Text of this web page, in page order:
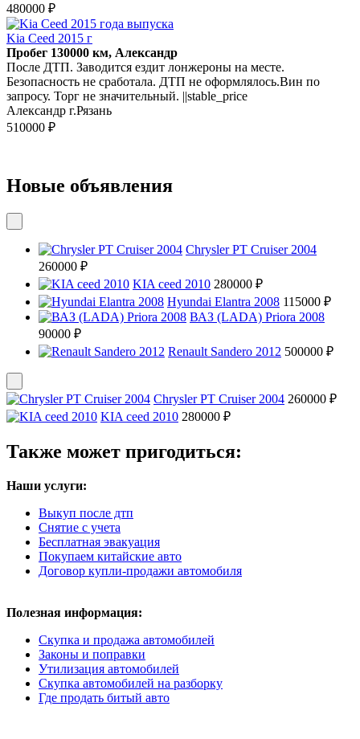
480000 ₽
Kia Ceed 2015 г
Пробег 130000 км, Александр
После ДТП. Заводится ездит лонжероны на месте.
Безопасность не сработала. ДТП не оформлялось.Вин по
запросу. Торг не значительный. ||stable_price
Александр г.Рязань
510000 ₽
Новые объявления
Chrysler PT Cruiser 2004
260000 ₽
KIA ceed 2010 280000 ₽
Hyundai Elantra 2008 115000 ₽
ВАЗ (LADA) Priora 2008
90000 ₽
Renault Sandero 2012 500000 ₽
Chrysler PT Cruiser 2004 260000 ₽
KIA ceed 2010 280000 ₽
Также может пригодиться:
Наши услуги:
Выкуп после дтп
Снятие с учета
Бесплатная эвакуация
Покупаем китайские авто
Договор купли-продажи автомобиля
Полезная информация:
Скупка и продажа автомобилей
Законы и поправки
Утилизация автомобилей
Скупка автомобилей на разборку
Где продать битый авто